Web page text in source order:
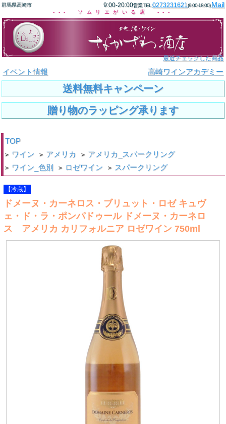
群馬県高崎市 9:00-20:00営業 TEL:0273231621(9:00-18:00)Mail
--- ソムリエがいる店 ---
最近チェックした商品
イベント情報 高崎ワインアカデミー
送料無料キャンペーン
贈り物のラッピング承ります
TOP
> ワイン > アメリカ > アメリカ_スパークリング
> ワイン_色別 > ロゼワイン > スパークリング
【冷蔵】
ドメーヌ・カーネロス・ブリュット・ロゼ キュヴ
ェ・ド・ラ・ポンパドゥール ドメーヌ・カーネロ
ス アメリカ カリフォルニア ロゼワイン 750ml